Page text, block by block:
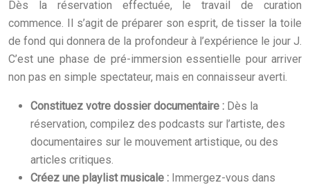
Dès la réservation effectuée, le travail de curation
commence. Il s’agit de préparer son esprit, de tisser la toile
de fond qui donnera de la profondeur à l’expérience le jour J.
C’est une phase de pré-immersion essentielle pour arriver
non pas en simple spectateur, mais en connaisseur averti.
Constituez votre dossier documentaire : Dès la
réservation, compilez des podcasts sur l’artiste, des
documentaires sur le mouvement artistique, ou des
articles critiques.
Créez une playlist musicale : Immergez-vous dans